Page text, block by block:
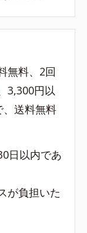
無料、2回
3,300円以
、送料無料
日以内であ
が負担いた